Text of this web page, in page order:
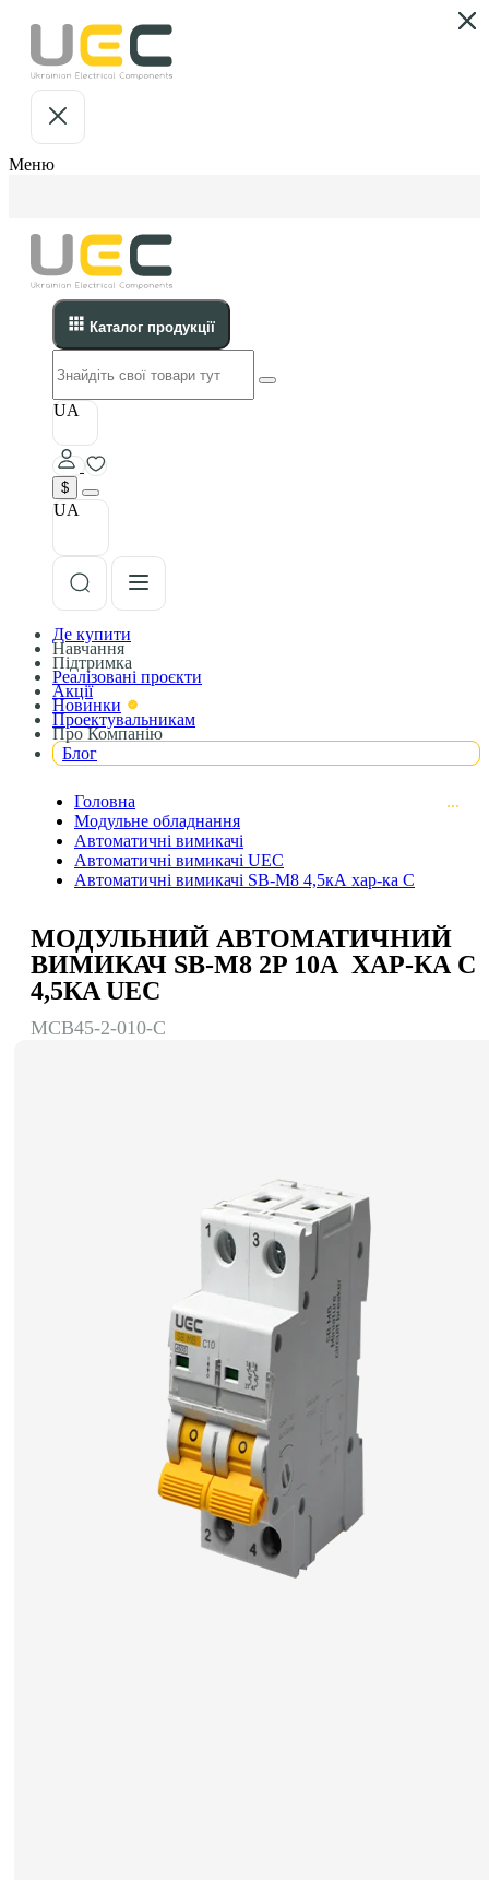
Меню
Каталог продукції
UA
$
UA
Де купити
Навчання
Підтримка
Реалізовані проєкти
Акції
Новинки
Проектувальникам
Про Компанію
Блог
Головна
Модульне обладнання
Автоматичні вимикачі
Автоматичні вимикачі UEC
Автоматичні вимикачі SB-M8 4,5кА хар-ка C
МОДУЛЬНИЙ АВТОМАТИЧНИЙ
ВИМИКАЧ SB-M8 2P 10A ХАР-КА C
4,5КA UEC
MCB45-2-010-C